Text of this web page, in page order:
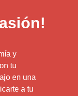
y
tu
en una
a tu